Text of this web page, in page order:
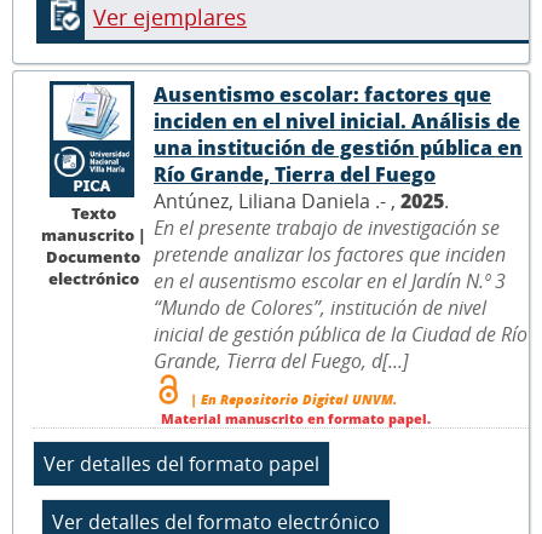
Ver ejemplares
Texto
manuscrito |
Documento
electrónico
Ausentismo escolar: factores que
inciden en el nivel inicial. Análisis de
una institución de gestión pública en
Río Grande, Tierra del Fuego
Antúnez, Liliana Daniela .- , 2025.
En el presente trabajo de investigación se
pretende analizar los factores que inciden
en el ausentismo escolar en el Jardín N.º 3
“Mundo de Colores”, institución de nivel
inicial de gestión pública de la Ciudad de Río
Grande, Tierra del Fuego, d[...]
| En Repositorio Digital UNVM.
Material manuscrito en formato papel.